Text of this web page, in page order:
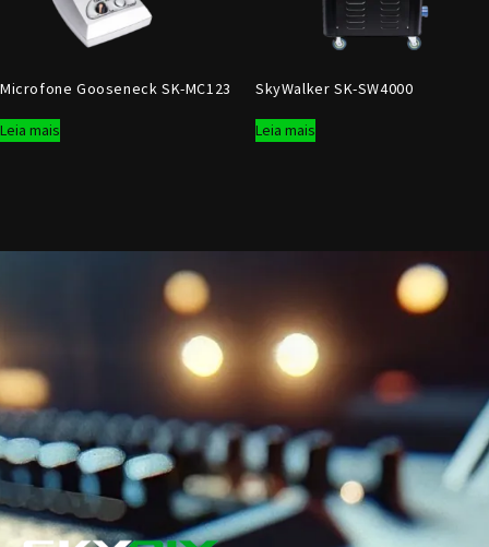
Microfone Gooseneck SK-MC123
Leia mais
SkyWalker SK-SW4000
Leia mais